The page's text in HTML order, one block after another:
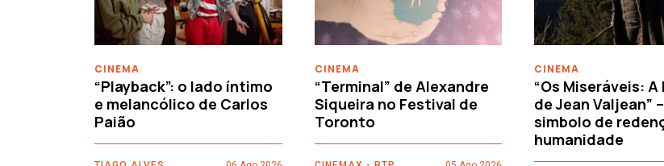
CINEMA
“Playback”: o lado íntimo
e melancólico de Carlos
Paião
CINEMA
“Terminal” de Alexandre
Siqueira no Festival de
Toronto
CINEMA
“Os Miseráveis:
de Jean Valjean”
simbolo de
humanidade